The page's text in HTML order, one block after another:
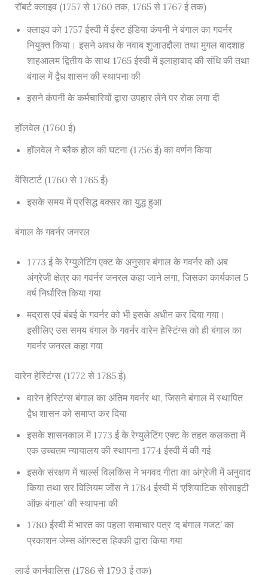
रॉबर्ट क्लाइव (1757 से 1760 तक, 1765 से 1767 ई तक)
क्लाइव को 1757 ईस्वी में ईस्ट इंडिया कंपनी ने बंगाल का गवर्नर
नियुक्त किया। इसने अवध के नवाब शुजाउद्दौला तथा मुगल बादशाह
शाहआलम द्वितीय के साथ 1765 ईस्वी में इलाहाबाद की संधि की तथा
बंगाल में द्वैध शासन की स्थापना की
इसने कंपनी के कर्मचारियों द्वारा उपहार लेने पर रोक लगा दी
हॉलवेल (1760 ई)
हॉलवेल ने ब्लैक होल की घटना (1756 ई) का वर्णन किया
वेंसिटार्ट (1760 से 1765 ई)
इसके समय में प्रसिद्ध बक्सर का युद्ध हुआ
बंगाल के गवर्नर जनरल
1773 ई के रेग्युलेटिंग एक्ट के अनुसार बंगाल के गवर्नर को अब
अंग्रेजी क्षेत्र का गवर्नर जनरल कहा जाने लगा, जिसका कार्यकाल 5
वर्ष निर्धारित किया गया
मद्रास एवं बंबई के गवर्नर को भी इसके अधीन कर दिया गया।
इसीलिए उस समय बंगाल के गवर्नर वारेन हेस्टिंग्स को ही बंगाल का
गवर्नर जनरल कहा गया
वारेन हेस्टिंग्स (1772 से 1785 ई)
वारेन हेस्टिंग्स बंगाल का अंतिम गवर्नर था, जिसने बंगाल में स्थापित
द्वैध शासन को समाप्त कर दिया
इसके शासनकाल में 1773 ई के रेग्युलेटिंग एक्ट के तहत कलकता में
एक उच्चतम न्यायालय की स्थापना 1774 ईस्वी में की गई
इसके संरक्षण में चार्ल्स विलकिंस ने भगवद गीता का अंग्रेजी में अनुवाद
किया तथा सर विलियम जोंस ने 1784 ईस्वी में ‘एशियाटिक सोसाइटी
ऑफ़ बंगाल’ की स्थापना की
1780 ईस्वी में भारत का पहला समाचार पत्र ‘द बंगाल गजट’ का
प्रकाशन जेम्स ऑगस्टस हिक्की द्वारा किया गया
लार्ड कार्नवालिस (1786 से 1793 ई तक)